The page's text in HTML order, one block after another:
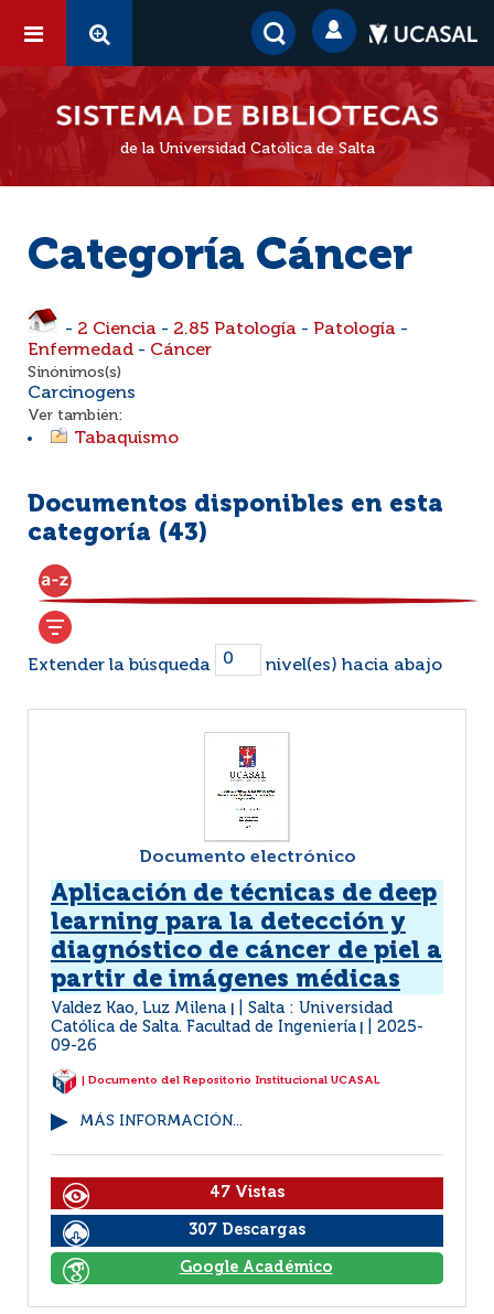
de la Universidad Católica de Salta
Categoría Cáncer
- 2 Ciencia - 2.85 Patología - Patología -
Enfermedad - Cáncer
Sinónimos(s)
Carcinogens
Ver también:
Tabaquismo
Documentos disponibles en esta
categoría (43)
Extender la búsqueda nivel(es) hacia abajo
Documento electrónico
Aplicación de técnicas de deep
learning para la detección y
diagnóstico de cáncer de piel a
partir de imágenes médicas
Valdez Kao, Luz Milena
Salta : Universidad
Católica de Salta. Facultad de Ingeniería
2025-
09-26
| Documento del Repositorio Institucional UCASAL
MÁS INFORMACIÓN...
47 Vistas
307 Descargas
Google Académico